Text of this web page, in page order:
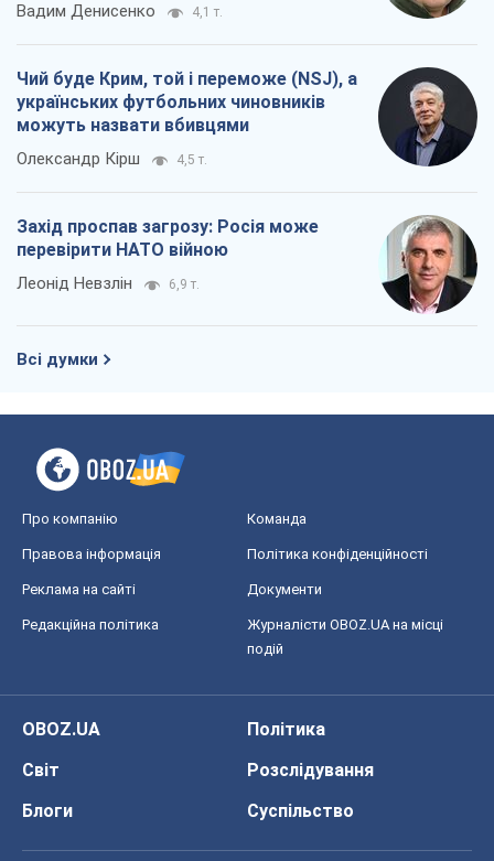
Вадим Денисенко 4,1 т.
Чий буде Крим, той і переможе (NSJ), а
українських футбольних чиновників
можуть назвати вбивцями
Олександр Кірш 4,5 т.
Захід проспав загрозу: Росія може
перевірити НАТО війною
Леонід Невзлін 6,9 т.
Всі думки
Про компанію Команда
Правова інформація Політика конфіденційності
Реклама на сайті Документи
Редакційна політика
Журналісти OBOZ.UA на місці
подій
OBOZ.UA
Політика
Світ
Розслідування
Блоги
Суспільство